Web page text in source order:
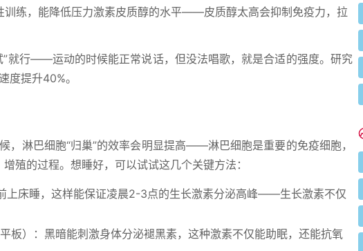
训练，能降低压力激素皮质醇的水平——皮质醇太高会抑制免疫力，拉
”就行——运动的时候能正常说话，但没法唱歌，就是合适的强度。研究
度提升40%。
，淋巴细胞“归巢”的效率会明显提高——淋巴细胞是重要的免疫细胞，
殖的过程。想睡好，可以试试这几个关键方法：
上床睡，这样能保证凌晨2-3点的生长激素分泌高峰——生长激素不仅
板）：黑暗能刺激身体分泌褪黑素，这种激素不仅能助眠，还能抗氧